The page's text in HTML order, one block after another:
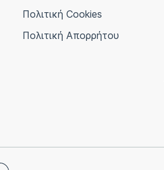
Πολιτική Cookies
Πολιτική Απορρήτου